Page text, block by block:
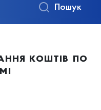
Пошук
коштів по